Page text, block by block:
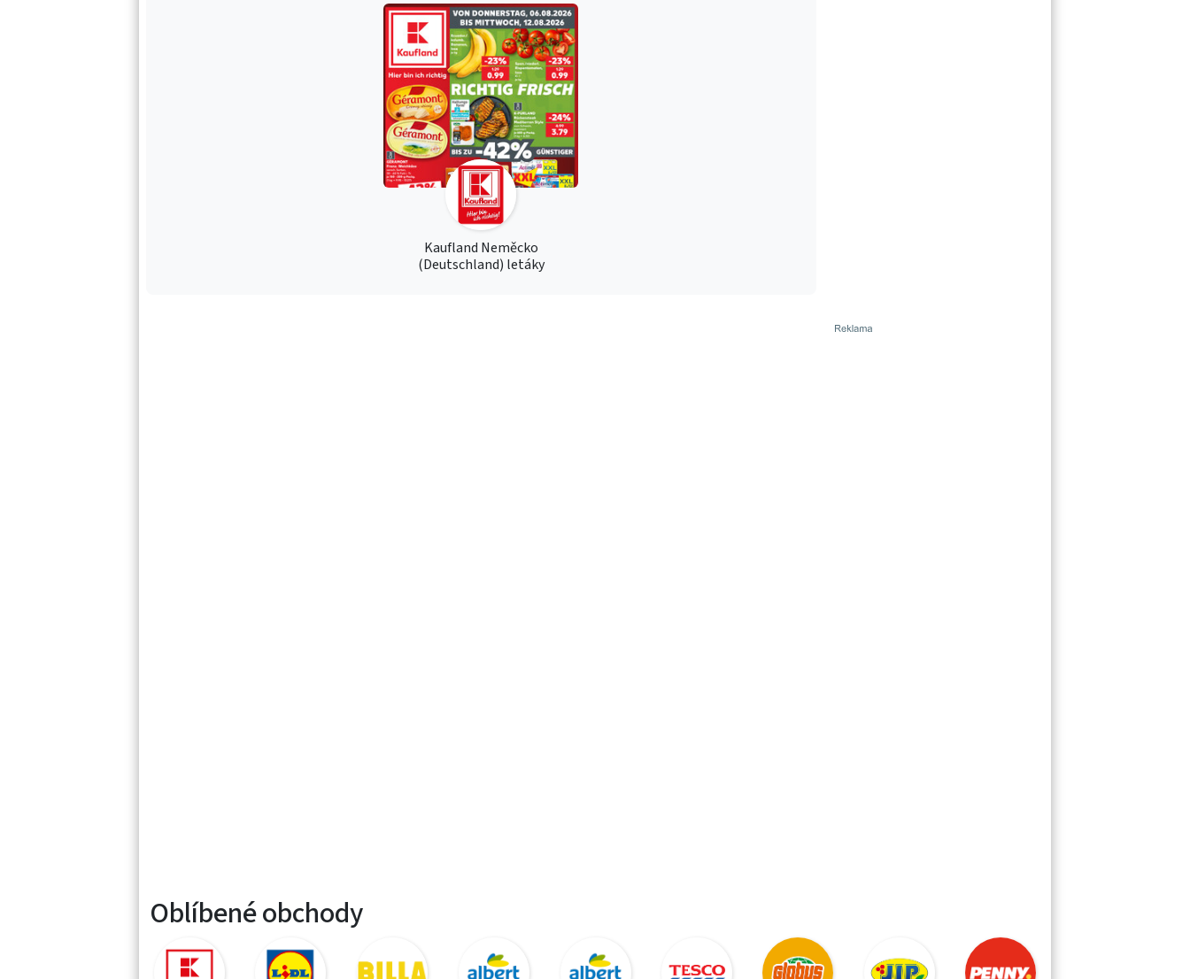
Kaufland Neměcko
(Deutschland) letáky
Oblíbené obchody